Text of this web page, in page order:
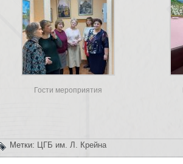
Гости мероприятия
Метки: ЦГБ им. Л. Крейна